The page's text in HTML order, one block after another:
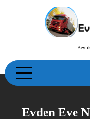
Evden Eve